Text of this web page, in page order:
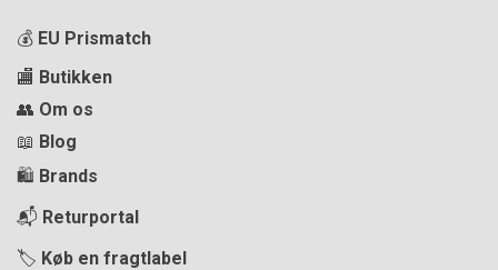
💰 EU Prismatch
🏬 Butikken
👥 Om os
📖 Blog
🛍️ Brands
📬 Returportal
🏷️ Køb en fragtlabel